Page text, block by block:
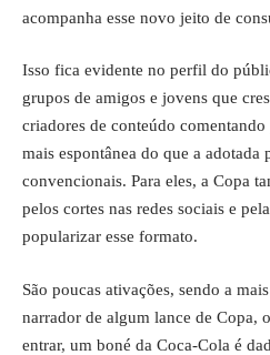
acompanha esse novo jeito de
Isso fica evidente no perfil do
grupos de amigos e jovens que
criadores de conteúdo
mais espontânea do que a adotada
convencionais. Para eles, a Copa
pelos cortes nas redes sociais e
popularizar esse formato.
São poucas ativações, sendo a
narrador de algum lance de Copa,
entrar, um boné da Coca-Cola é